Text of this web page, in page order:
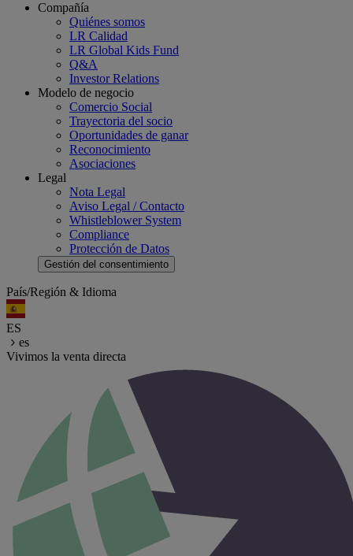
Compañía
Quiénes somos
LR Calidad
LR Global Kids Fund
Q&A
Investor Relations
Modelo de negocio
Comercio Social
Trayectoria del socio
Oportunidades de ganar
Reconocimiento
Asociaciones
Legal
Nota Legal
Aviso Legal / Contacto
Whistleblower System
Compliance
Protección de Datos
Gestión del consentimiento
País/Región & Idioma
ES
es
Vivimos la venta directa